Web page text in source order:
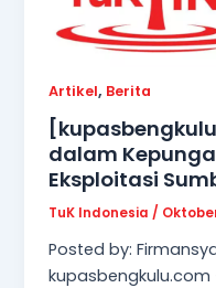
Artikel, Berita
dalam
Eksploitasi
TuK Indonesia/
Posted by:
kupasbengkulu.com